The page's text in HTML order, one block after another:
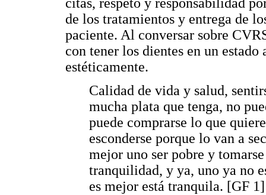
citas, respeto y responsabilidad
de los tratamientos y entrega de
paciente. Al conversar sobre
con tener los dientes en un
estéticamente.
Calidad de vida y salud,
mucha plata que tenga, no
puede comprarse lo que
esconderse porque lo van a
mejor uno ser pobre y
tranquilidad, y ya, uno ya no
es mejor está tranquila. [GF 1]